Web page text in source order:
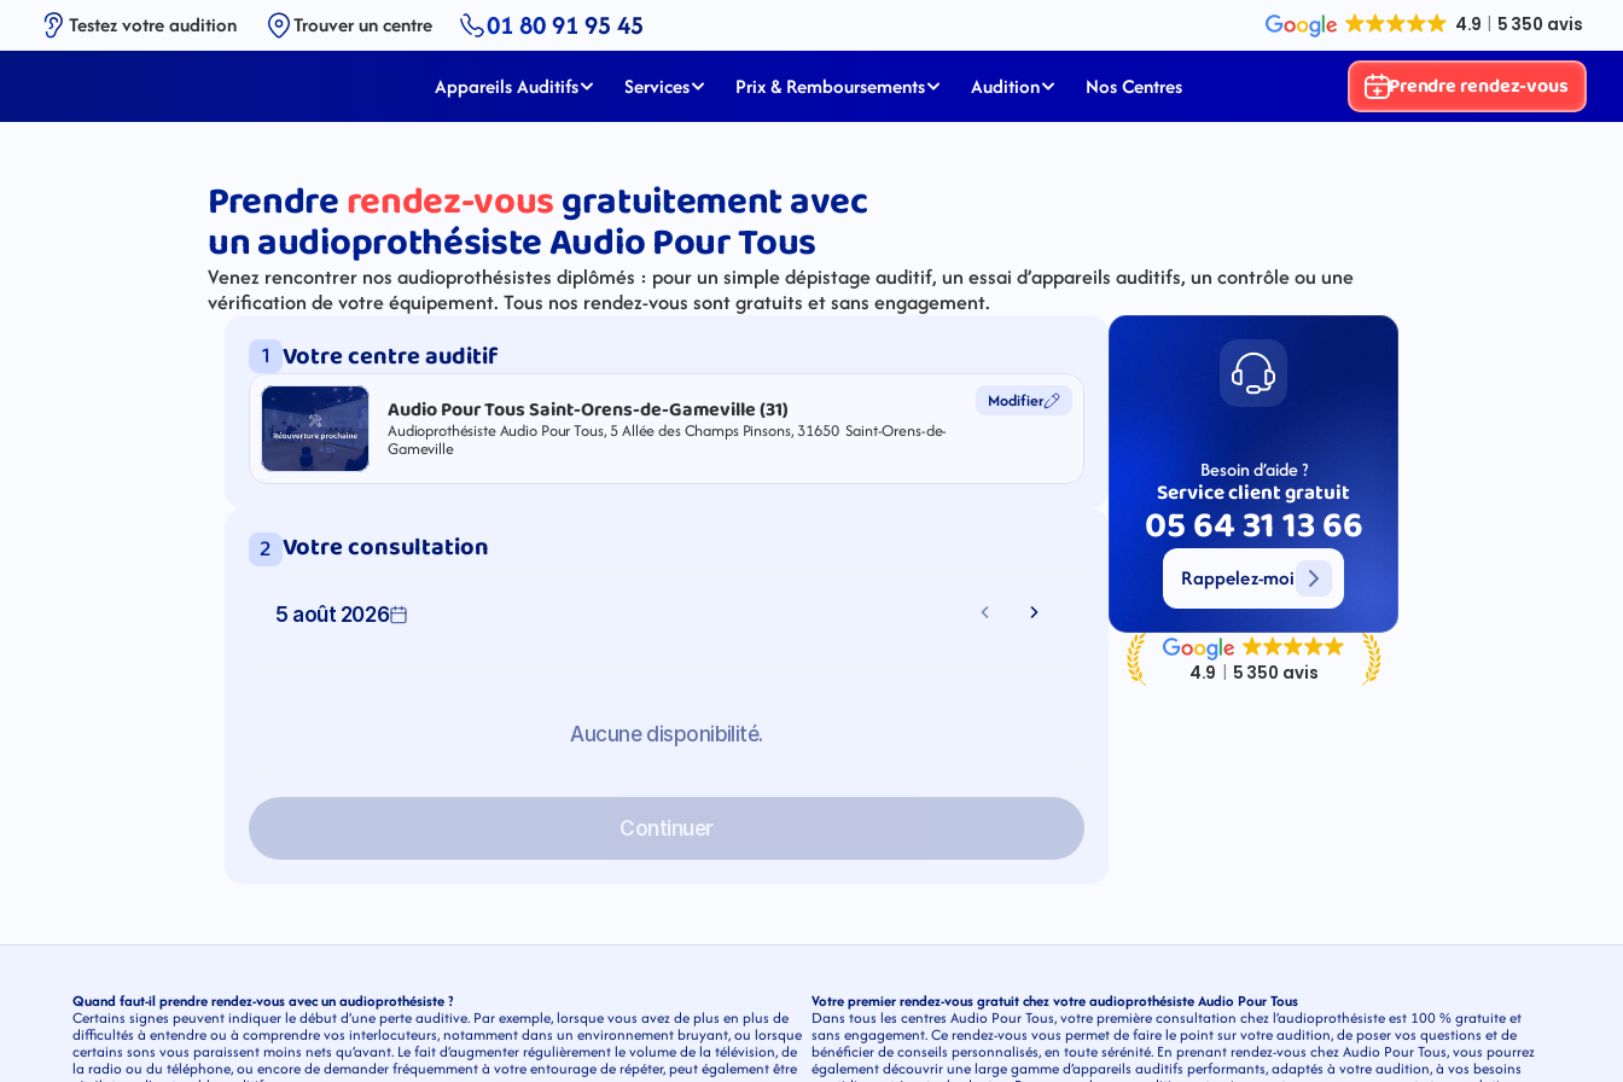
Testez votre audition Trouver un centre 01 80 91 95 45
Appareils Auditifs Services Prix & Remboursements Audition Nos Centres Prendre rendez-vous
Prendrerendez-vousgratuitement avec
un audioprothésiste Audio Pour Tous
Venez rencontrer nos audioprothésistes diplômés : pour un simple dépistage auditif, un essai d’appareils auditifs, un contrôle ou une
vérification de votre équipement. Tous nos rendez-vous sont gratuits et sans engagement.
1 Votre centre auditif
Audio Pour Tous Saint-Orens-de-Gameville (31)
Audioprothésiste Audio Pour Tous, 5 Allée des Champs Pinsons, 31650  Saint-Orens-de-
Gameville
Modifier
2 Votre consultation
5 août 2026
Aucune disponibilité.
Continuer
Besoin d’aide ?
Service client gratuit
05 64 31 13 66
Rappelez-moi
Quand faut-il prendre rendez-vous avec un audioprothésiste ?
Certains signes peuvent indiquer le début d’une perte auditive. Par exemple, lorsque vous avez de plus en plus de
difficultés à entendre ou à comprendre vos interlocuteurs, notamment dans un environnement bruyant, ou lorsque
certains sons vous paraissent moins nets qu’avant. Le fait d’augmenter régulièrement le volume de la télévision, de
la radio ou du téléphone, ou encore de demander fréquemment à votre entourage de répéter, peut également être
Votre premier rendez-vous gratuit chez votre audioprothésiste Audio Pour Tous
Dans tous les centres Audio Pour Tous, votre première consultation chez l’audioprothésiste est 100 % gratuite et
sans engagement. Ce rendez-vous vous permet de faire le point sur votre audition, de poser vos questions et de
bénéficier de conseils personnalisés, en toute sérénité. En prenant rendez-vous chez Audio Pour Tous, vous pourrez
également découvrir une large gamme d’appareils auditifs performants, adaptés à votre audition, à vos besoins